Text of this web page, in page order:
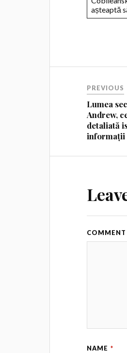
așteaptă
PREVIOUS
Lumea
Andrew,
detaliată
informații
COMMENT
NAME *